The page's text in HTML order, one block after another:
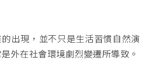
出現，並不只是生活習慣自然演
外在社會環境劇烈變遷所導致。